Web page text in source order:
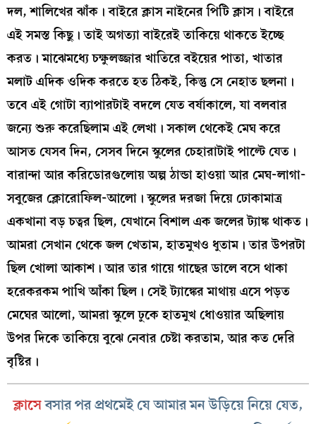
দল, শালিখের ঝাঁক। বাইরে ক্লাস নাইনের পিটি ক্লাস। বাইরে
এই সমস্ত কিছু। তাই অগত্যা বাইরেই তাকিয়ে থাকতে ইচ্ছে
করত। মাঝেমধ্যে চক্ষুলজ্জার খাতিরে বইয়ের পাতা, খাতার
মলাট এদিক ওদিক করতে হত ঠিকই, কিন্তু সে নেহাত ছলনা।
তবে এই গোটা ব্যাপারটাই বদলে যেত বর্ষাকালে, যা বলবার
জন্যে শুরু করেছিলাম এই লেখা। সকাল থেকেই মেঘ করে
আসত যেসব দিন, সেসব দিনে স্কুলের চেহারাটাই পাল্টে যেত।
বারান্দা আর করিডোরগুলোয় অল্প ঠান্ডা হাওয়া আর মেঘ-লাগা-
সবুজের ক্লোরোফিল-আলো। স্কুলের দরজা দিয়ে ঢোকামাত্র
একখানা বড় চত্বর ছিল, যেখানে বিশাল এক জলের ট্যাঙ্ক থাকত।
আমরা সেখান থেকে জল খেতাম, হাতমুখও ধুতাম। তার উপরটা
ছিল খোলা আকাশ। আর তার গায়ে গাছের ডালে বসে থাকা
হরেকরকম পাখি আঁকা ছিল। সেই ট্যাঙ্কের মাথায় এসে পড়ত
মেঘের আলো, আমরা স্কুলে ঢুকে হাতমুখ ধোওয়ার অছিলায়
উপর দিকে তাকিয়ে বুঝে নেবার চেষ্টা করতাম, আর কত দেরি
বৃষ্টির।
ক্লাসেবসার পর প্রথমেই যে আমার মন উড়িয়ে নিয়ে যেত,